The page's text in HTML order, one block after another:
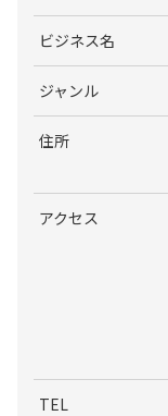
ビジネス名
ジャンル
住所
アクセス
TEL